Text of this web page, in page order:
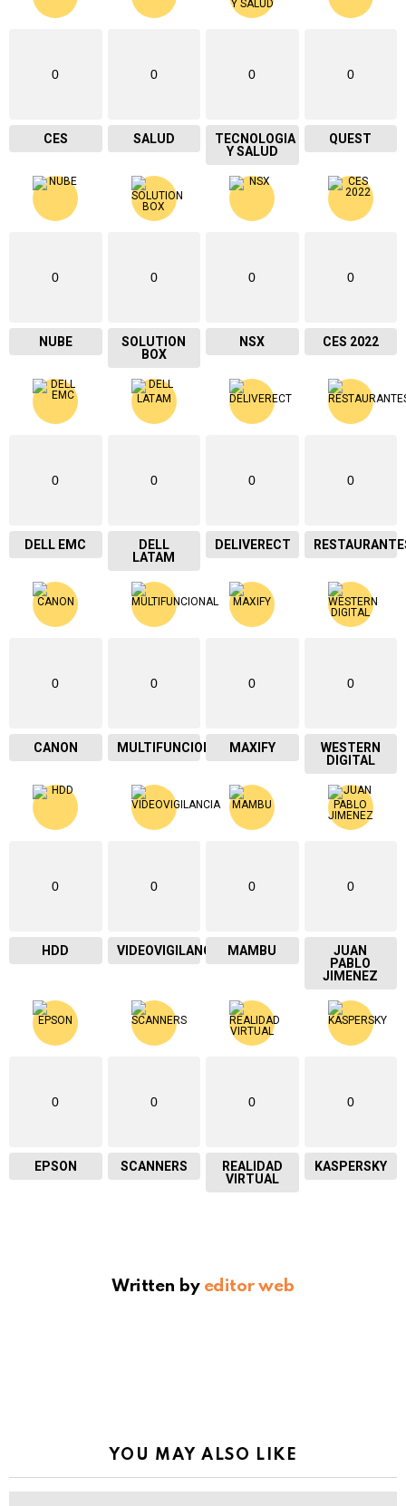
0
CES
0
SALUD
0
TECNOLOGIA
Y SALUD
0
QUEST
0
NUBE
0
SOLUTION
BOX
0
NSX
0
CES 2022
0
DELL EMC
0
DELL
LATAM
0
DELIVERECT
0
0
CANON
0
MULTIFUNCIONAL
0
MAXIFY
0
WESTERN
DIGITAL
0
HDD
0
VIDEOVIGILANCIA
0
MAMBU
0
JUAN
PABLO
JIMENEZ
0
EPSON
0
SCANNERS
0
REALIDAD
VIRTUAL
0
KASPERSKY
Written by editor web
YOU MAY ALSO LIKE